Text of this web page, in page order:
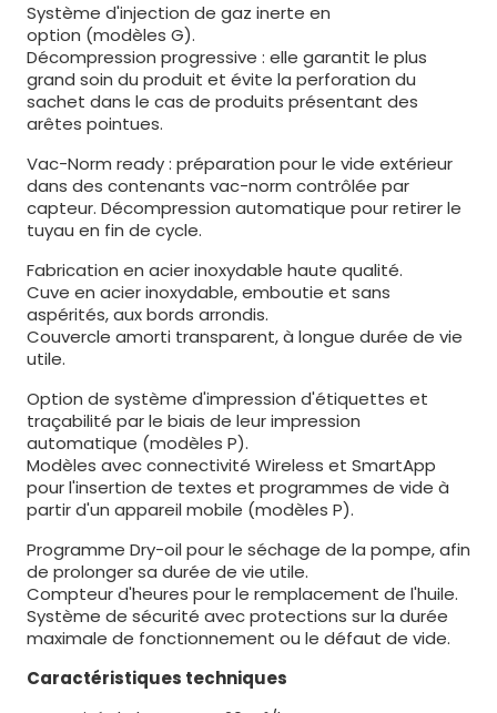
Système d'injection de gaz inerte en
option (modèles G).
Décompression progressive : elle garantit le plus
grand soin du produit et évite la perforation du
sachet dans le cas de produits présentant des
arêtes pointues.
Vac-Norm ready : préparation pour le vide extérieur
dans des contenants vac-norm contrôlée par
capteur. Décompression automatique pour retirer le
tuyau en fin de cycle.
Fabrication en acier inoxydable haute qualité.
Cuve en acier inoxydable, emboutie et sans
aspérités, aux bords arrondis.
Couvercle amorti transparent, à longue durée de vie
utile.
Option de système d'impression d'étiquettes et
traçabilité par le biais de leur impression
automatique (modèles P).
Modèles avec connectivité Wireless et SmartApp
pour l'insertion de textes et programmes de vide à
partir d'un appareil mobile (modèles P).
Programme Dry-oil pour le séchage de la pompe, afin
de prolonger sa durée de vie utile.
Compteur d'heures pour le remplacement de l'huile.
Système de sécurité avec protections sur la durée
maximale de fonctionnement ou le défaut de vide.
Caractéristiques techniques